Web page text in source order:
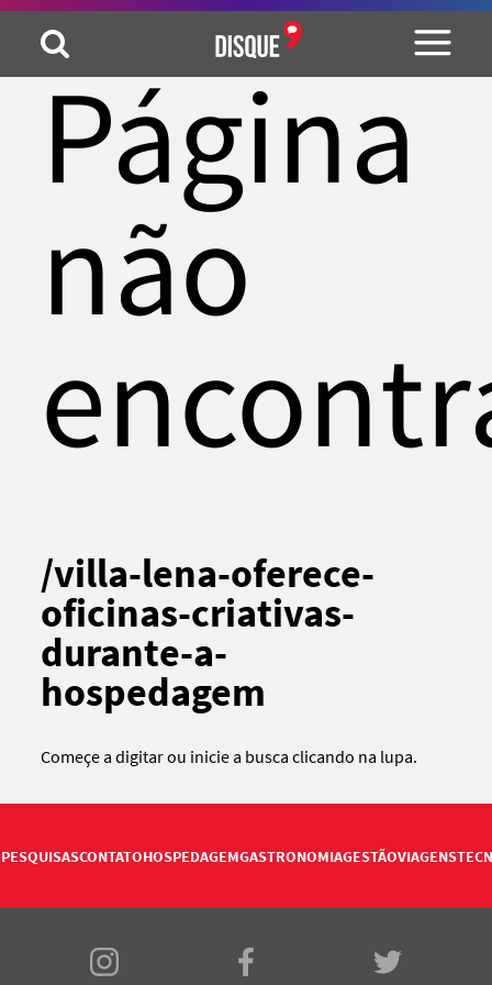
Página
não
/villa-lena-oferece-
oficinas-criativas-
durante-a-
hospedagem
Começe a digitar ou inicie a busca clicando na lupa.
PESQUISASCONTATOHOSPEDAGEMGASTRONOMIAGESTÃOVIAGENS